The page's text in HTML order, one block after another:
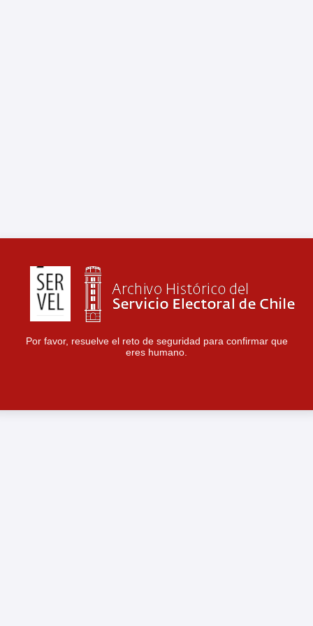
Por favor, resuelve el reto de seguridad para confirmar que
eres humano.